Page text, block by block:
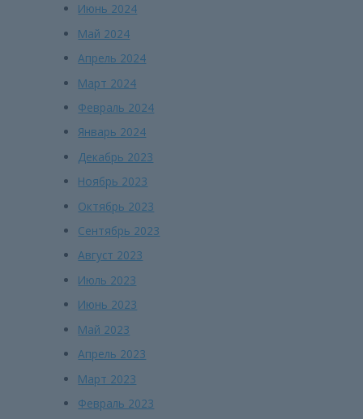
Июнь 2024
Май 2024
Апрель 2024
Март 2024
Февраль 2024
Январь 2024
Декабрь 2023
Ноябрь 2023
Октябрь 2023
Сентябрь 2023
Август 2023
Июль 2023
Июнь 2023
Май 2023
Апрель 2023
Март 2023
Февраль 2023